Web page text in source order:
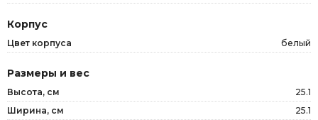
Корпус
Цвет корпуса белый
Размеры и вес
Высота, см
25.1
Ширина, см
25.1